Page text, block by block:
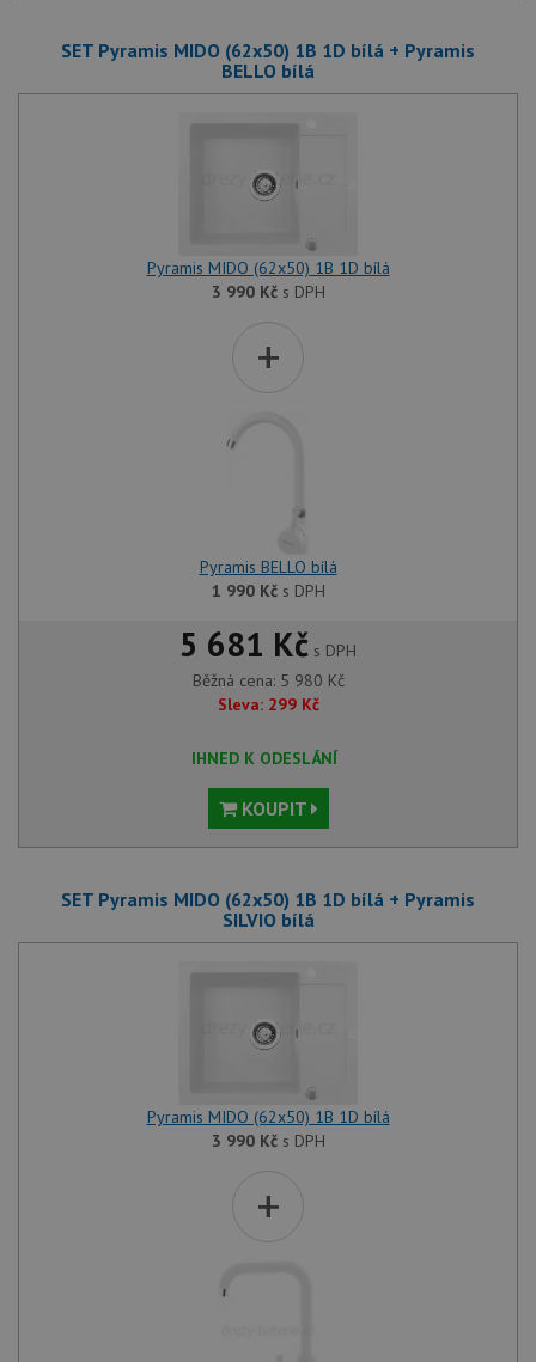
SET Pyramis MIDO (62x50) 1B 1D bílá + Pyramis
BELLO bílá
Pyramis MIDO (62x50) 1B 1D bílá
3 990 Kčs DPH
+
Pyramis BELLO bílá
1 990 Kčs DPH
5 681 Kč s DPH
Běžná cena: 5 980 Kč
Sleva: 299 Kč
IHNED K ODESLÁNÍ
KOUPIT
SET Pyramis MIDO (62x50) 1B 1D bílá + Pyramis
SILVIO bílá
Pyramis MIDO (62x50) 1B 1D bílá
3 990 Kčs DPH
+